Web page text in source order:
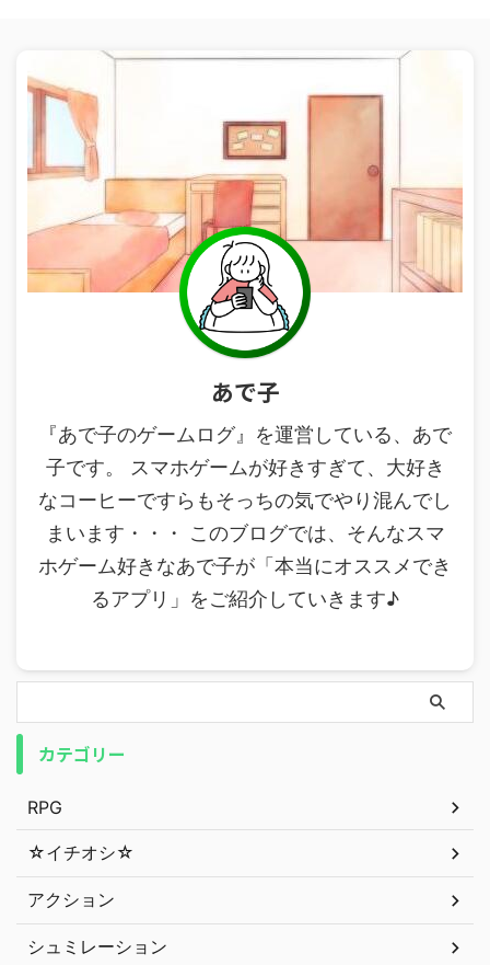
あで子
『あで子のゲームログ』を運営している、あで
子です。 スマホゲームが好きすぎて、大好き
なコーヒーですらもそっちの気でやり混んでし
まいます・・・ このブログでは、そんなスマ
ホゲーム好きなあで子が「本当にオススメでき
るアプリ」をご紹介していきます♪
カテゴリー
RPG
☆イチオシ☆
アクション
シュミレーション